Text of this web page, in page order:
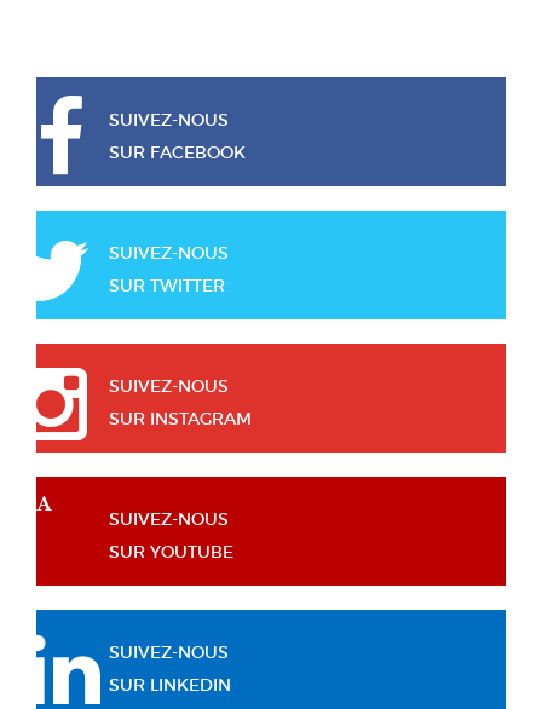
SUIVEZ-NOUS
SUR FACEBOOK
SUIVEZ-NOUS
SUR TWITTER
SUIVEZ-NOUS
SUR INSTAGRAM
SUIVEZ-NOUS
SUR YOUTUBE
SUIVEZ-NOUS
SUR LINKEDIN